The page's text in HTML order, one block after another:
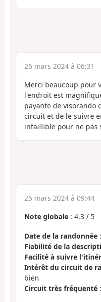
26 mars 2024 à 06:31
Merci beaucoup pour
l'endroit est
payante de visorando
circuit et de le suivre
infaillible pour ne pas
25 mars 2024 à 09:44
Note globale : 4.3 / 5
Date de la randonnée
Fiabilité de la
Facilité à suivre
Intérêt du circuit de
bien
Circuit très fréquenté